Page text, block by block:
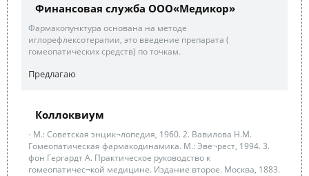
Финансовая служба ООО«Медикор»
Фармакопунктура основана на методе
иглорефлексотерапии, это введение препарата (
гомеопатических средств) по точкам.
Предлагаю
Коллоквиум
- М.: Советская энцик¬лопедия, 1960. 2. Вавилова Н.М.
Гомеопатическая фармакодинамика. М.: Эве¬рест, 1994. 3.
фон Гергардт А. Практическое руководство к
гомеопатичес¬кой медицине. Издание второе. Москва, 1883.